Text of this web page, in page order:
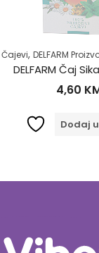
,Majke i djeca ,
Čajevi,DELFARM
DELFARM Čaj
4,60KM
Dodaj u